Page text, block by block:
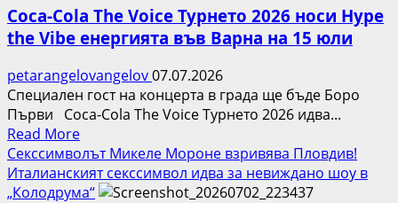
Киара
в
от
най-
обсъжданите
теми
у
нас
Coca-Cola The Voice Турнето 2026 носи Hype
the Vibe енергията във Варна на 15 юли
petarangelovangelov07.07.2026
Специален гост на концерта в града ще бъде Боро
Първи Coca-Cola The Voice Турнето 2026 идва...
Read MoreRead
more
about
Coca-
Секссимволът Микеле Мороне взривява Пловдив!
Италианският секссимвол идва за невиждано шоу в
„Колодрума“